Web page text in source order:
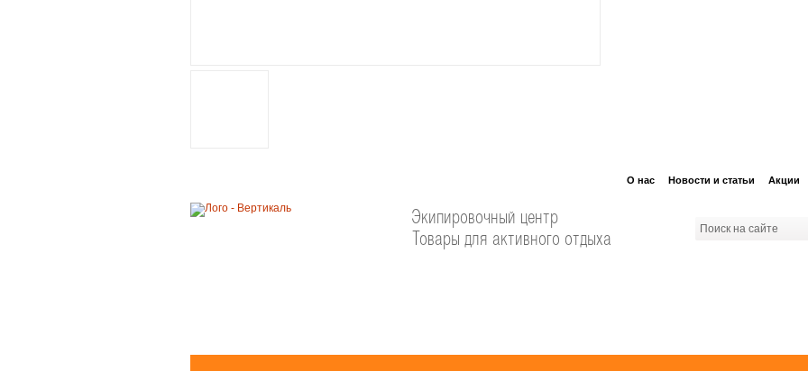
Экипировочный центр
Товары для активного отдыха
О нас Новости и статьи Акции